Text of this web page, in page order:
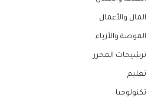
المال والأعمال
الموضة والأزياء
ترشيحات المحرر
تعليم
تكنولوجيا